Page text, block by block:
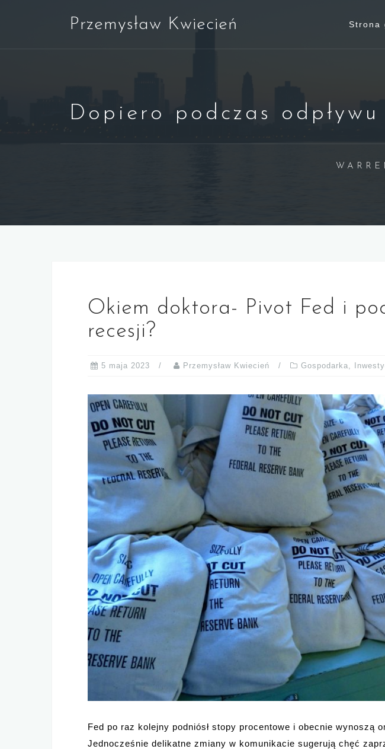
Przemysław Kwiecień Strona
Dopiero podczas
Okiem doktora- Pivot Fed i
recesji?
5 maja 2023 Przemysław Kwiecień Gospodarka,
Fed po raz kolejny podniósł stopy procentowe i obecnie wynoszą
Jednocześnie delikatne zmiany w komunikacie sugerują chęć